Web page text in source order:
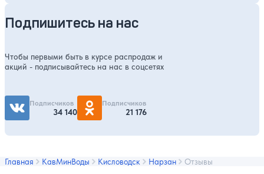
Подпишитесь на нас
Чтобы первыми быть в курсе распродаж и
акций - подписывайтесь на нас в соцсетях
Подписчиков
34 140
Подписчиков
21 176
Главная КавМинВоды Кисловодск Нарзан Отзывы